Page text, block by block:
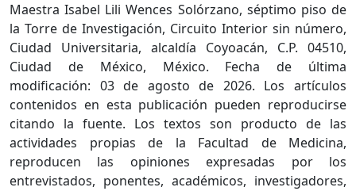
Maestra Isabel Lili Wences Solórzano, séptimo piso de
la Torre de Investigación, Circuito Interior sin número,
Ciudad Universitaria, alcaldía Coyoacán, C.P. 04510,
Ciudad de México, México. Fecha de última
modificación: 03 de agosto de 2026. Los artículos
contenidos en esta publicación pueden reproducirse
citando la fuente. Los textos son producto de las
actividades propias de la Facultad de Medicina,
reproducen las opiniones expresadas por los
entrevistados, ponentes, académicos, investigadores,